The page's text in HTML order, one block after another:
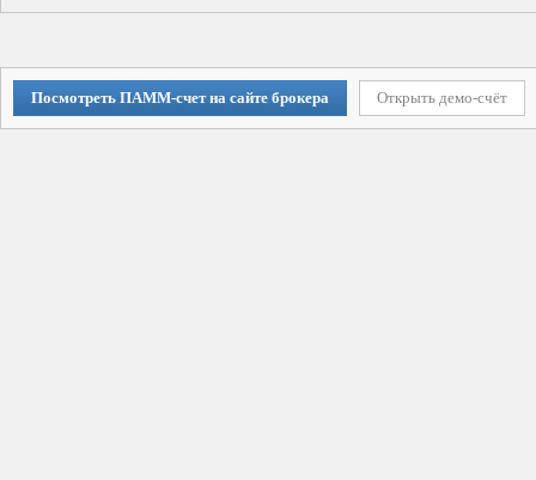
Посмотреть ПАММ-счет на сайте брокера Открыть демо-счёт